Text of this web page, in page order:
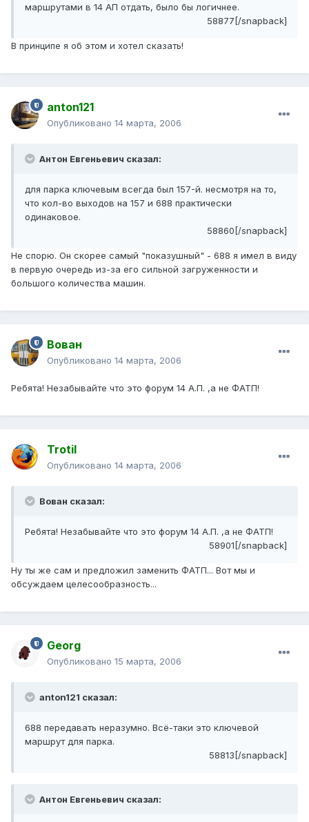
маршрутами в 14 АП отдать, было бы логичнее.
58877[/snapback]
В принципе я об этом и хотел сказать!
anton121
Опубликовано 14 марта, 2006
Антон Евгеньевич сказал:
для парка ключевым всегда был 157-й. несмотря на то,
что кол-во выходов на 157 и 688 практически
одинаковое.
58860[/snapback]
Не спорю. Он скорее самый "показушный" - 688 я имел в виду
в первую очередь из-за его сильной загруженности и
большого количества машин.
Вован
Опубликовано 14 марта, 2006
Ребята! Незабывайте что это форум 14 А.П. ,а не ФАТП!
Trotil
Опубликовано 14 марта, 2006
Вован сказал:
Ребята! Незабывайте что это форум 14 А.П. ,а не ФАТП!
58901[/snapback]
Ну ты же сам и предложил заменить ФАТП... Вот мы и
обсуждаем целесообразность...
Georg
Опубликовано 15 марта, 2006
anton121 сказал:
688 передавать неразумно. Всё-таки это ключевой
маршрут для парка.
58813[/snapback]
Антон Евгеньевич сказал: